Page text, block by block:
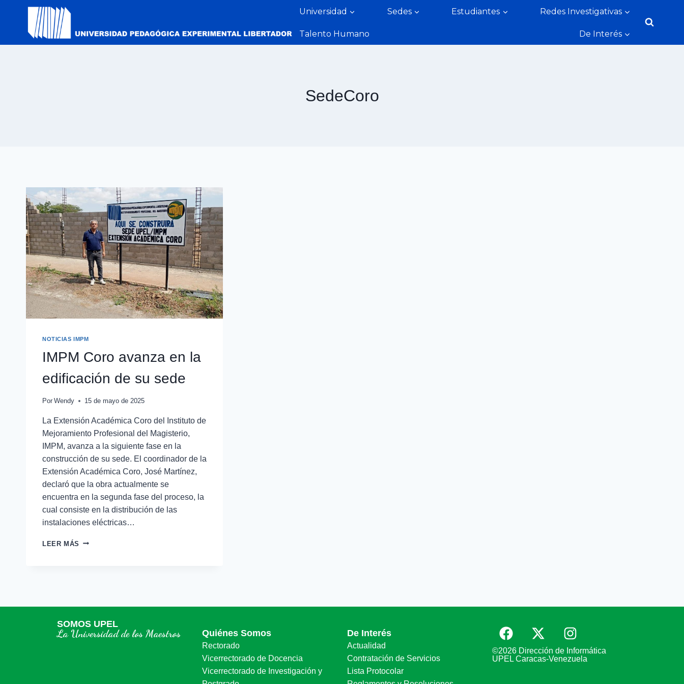
Universidad Sedes Estudiantes Redes Investigativas
Talento Humano De Interés
SedeCoro
NOTICIAS IMPM
IMPM Coro avanza en la
edificación de su sede
Por Wendy 15 de mayo de 2025
La Extensión Académica Coro del Instituto de
Mejoramiento Profesional del Magisterio,
IMPM, avanza a la siguiente fase en la
construcción de su sede. El coordinador de la
Extensión Académica Coro, José Martínez,
declaró que la obra actualmente se
encuentra en la segunda fase del proceso, la
cual consiste en la distribución de las
instalaciones eléctricas…
LEER MÁS
SOMOS UPEL
La Universidad de los Maestros Quiénes Somos
Rectorado
Vicerrectorado de Docencia
Vicerrectorado de Investigación y
De Interés
Actualidad
Contratación de Servicios
Lista Protocolar
©2026 Dirección de Informática
UPEL Caracas-Venezuela